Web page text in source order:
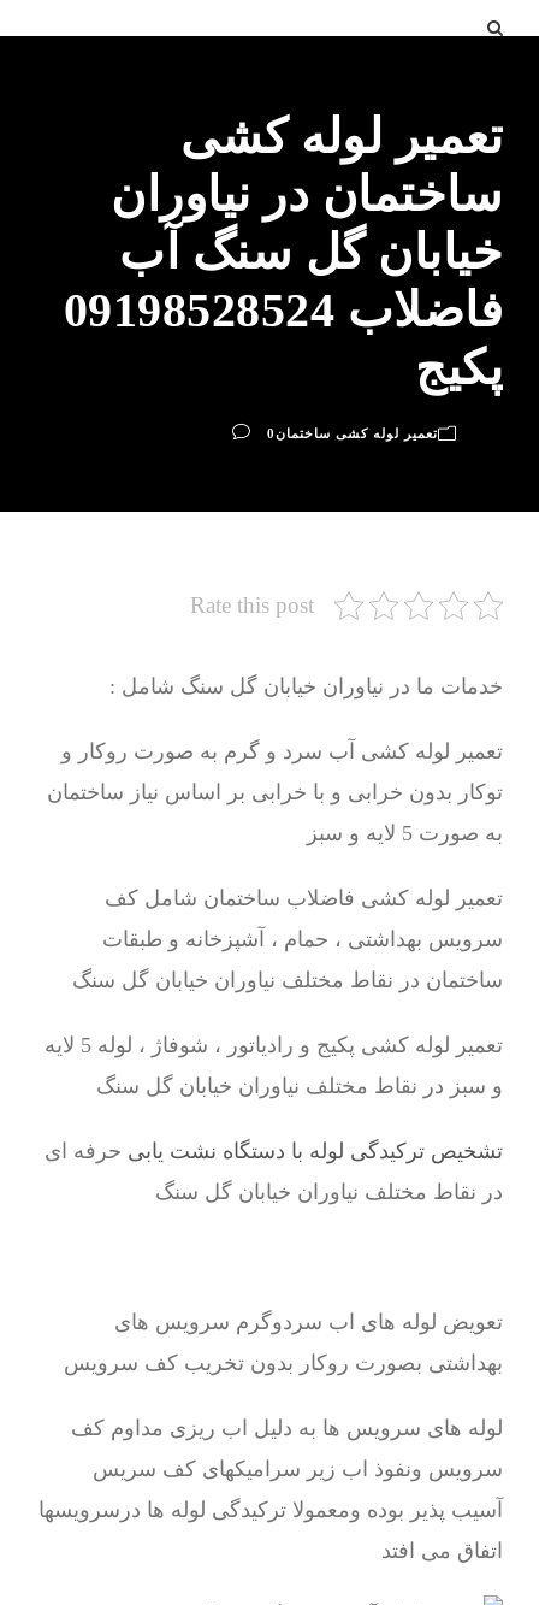
تعمیر لوله کشی
ساختمان در نیاوران
خیابان گل سنگ آب
فاضلاب 09198528524
پکیج
تعمیر لوله کشی ساختمان0
Rate this post
خدمات ما در نیاوران خیابان گل سنگ شامل :
تعمیر لوله کشی آب سرد و گرم به صورت روکار و
توکار بدون خرابی و با خرابی بر اساس نیاز ساختمان
به صورت 5 لایه و سبز
تعمیر لوله کشی فاضلاب ساختمان شامل کف
سرویس بهداشتی ، حمام ، آشپزخانه و طبقات
ساختمان در نقاط مختلف نیاوران خیابان گل سنگ
تعمیر لوله کشی پکیج و رادیاتور ، شوفاژ ، لوله 5 لایه
و سبز در نقاط مختلف نیاوران خیابان گل سنگ
تشخیص ترکیدگی لوله با دستگاه نشت یابی حرفه ای
در نقاط مختلف نیاوران خیابان گل سنگ
تعویض لوله های اب سردوگرم سرویس های
بهداشتی بصورت روکار بدون تخریب کف سرویس
لوله های سرویس ها به دلیل اب ریزی مداوم کف
سرویس ونفوذ اب زیر سرامیکهای کف سریس
آسیب پذیر بوده ومعمولا ترکیدگی لوله ها درسرویسها
اتفاق می افتد